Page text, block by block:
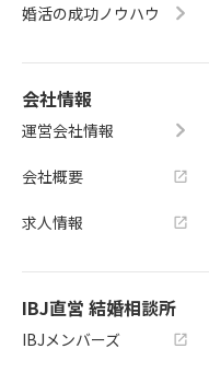
婚活の成功ノウハウ
会社情報
運営会社情報
会社概要
求人情報
IBJ直営 結婚相談所
IBJメンバーズ